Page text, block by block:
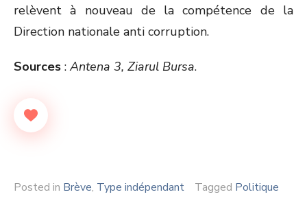
relèvent à nouveau de la compétence de la
Direction nationale anti corruption.
Sources : Antena 3, Ziarul Bursa.
Posted in Brève, Type indépendant Tagged Politique